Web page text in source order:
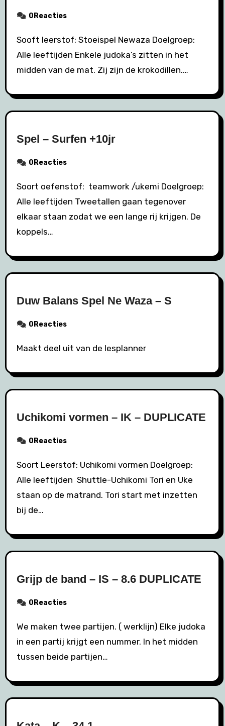
0Reacties
Sooft leerstof: Stoeispel Newaza Doelgroep:
Alle leeftijden Enkele judoka’s zitten in het
midden van de mat. Zij zijn de krokodillen.…
Spel – Surfen +10jr
0Reacties
Soort oefenstof: teamwork /ukemi Doelgroep:
Alle leeftijden Tweetallen gaan tegenover
elkaar staan zodat we een lange rij krijgen. De
koppels…
Duw Balans Spel Ne Waza – S
0Reacties
Maakt deel uit van de lesplanner
Uchikomi vormen – IK – DUPLICATE
0Reacties
Soort Leerstof: Uchikomi vormen Doelgroep:
Alle leeftijden Shuttle-Uchikomi Tori en Uke
staan op de matrand. Tori start met inzetten
bij de…
Grijp de band – IS – 8.6 DUPLICATE
0Reacties
We maken twee partijen. ( werklijn) Elke judoka
in een partij krijgt een nummer. In het midden
tussen beide partijen…